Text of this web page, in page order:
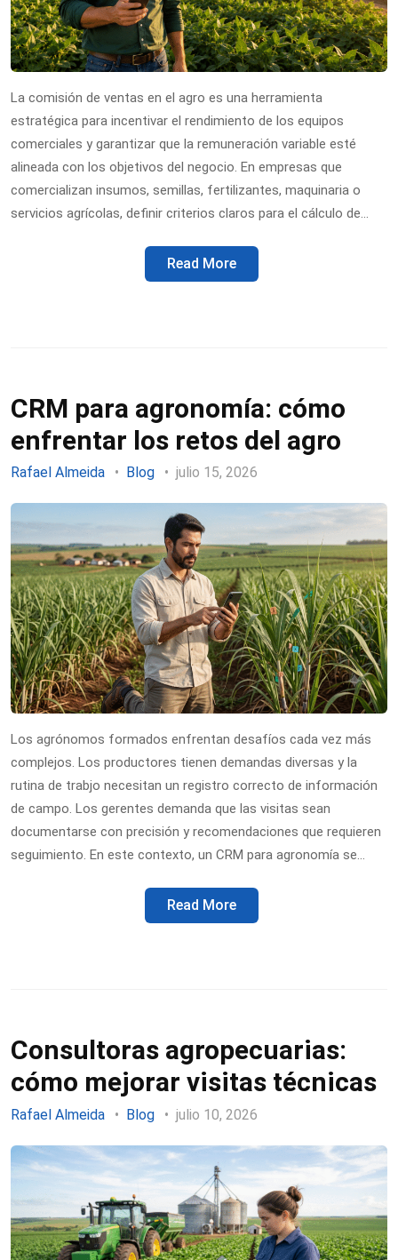
La comisión de ventas en el agro es una herramienta
estratégica para incentivar el rendimiento de los equipos
comerciales y garantizar que la remuneración variable esté
alineada con los objetivos del negocio. En empresas que
comercializan insumos, semillas, fertilizantes, maquinaria o
servicios agrícolas, definir criterios claros para el cálculo de…
Read More
CRM para agronomía: cómo
enfrentar los retos del agro
Rafael Almeida Blog julio 15, 2026
Los agrónomos formados enfrentan desafíos cada vez más
complejos. Los productores tienen demandas diversas y la
rutina de trabjo necesitan un registro correcto de información
de campo. Los gerentes demanda que las visitas sean
documentarse con precisión y recomendaciones que requieren
seguimiento. En este contexto, un CRM para agronomía se…
Read More
Consultoras agropecuarias:
cómo mejorar visitas técnicas
Rafael Almeida Blog julio 10, 2026